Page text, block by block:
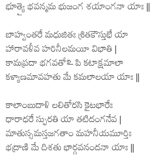
భూత్యై భవన్మమ భుజంగ శయాంగనా యాః ||
బాహ్వంతరే మధుజితః శ్రితకౌస్తుభే యా
హారావళీవ హరినీలమయీ విభాతి |
కామప్రదా భగవతో ‌உపి కటాక్షమాలా
కళ్యాణమావహతు మే కమలాలయా యాః ||
కాలాంబుదాళి లలితోరసి కైటభారేః
ధారాధరే స్ఫురతి యా తటిదంగనేవ |
మాతుస్సమస్తజగతాం మహనీయమూర్తిః
భద్రాణి మే దిశతు భార్గవనందనా యాః ||